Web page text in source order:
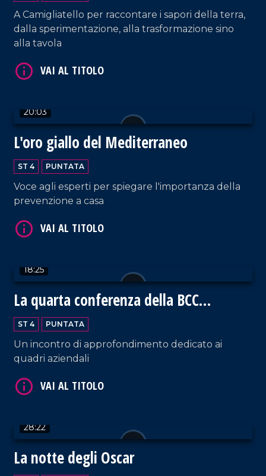
A Camigliatello per raccontare i sapori della terra,
dalla sperimentazione, alla trasformazione sino
alla tavola
20:03
L'oro giallo del Mediterraneo
ST 4 PUNTATA
Voce agli esperti per spiegare l'importanza della
prevenzione a casa
18:25
La quarta conferenza della BCC
Mediocrati
ST 4 PUNTATA
Un incontro di approfondimento dedicato ai
quadri aziendali
28:22
La notte degli Oscar
VAI AL TITOLO
VAI AL TITOLO